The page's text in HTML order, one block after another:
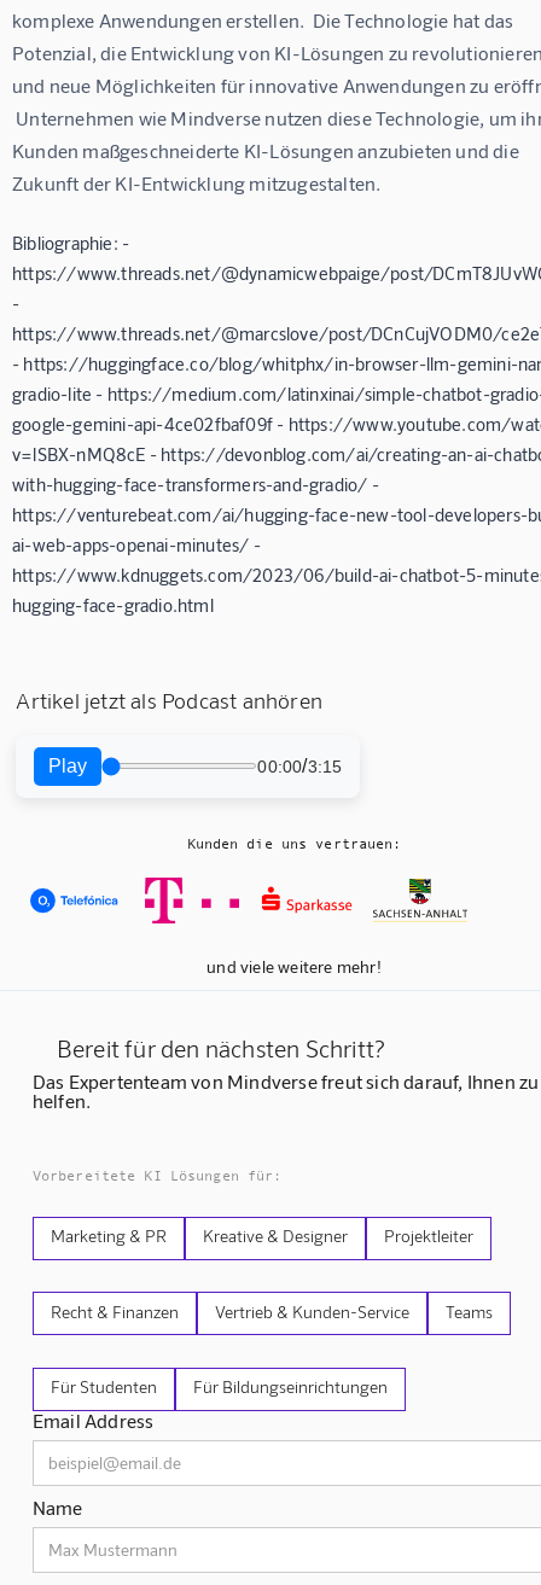
komplexe Anwendungen erstellen.  Die Technologie hat das
Potenzial, die Entwicklung von KI-Lösungen zu
und neue Möglichkeiten für innovative Anwendungen zu
Unternehmen wie Mindverse nutzen diese Technologie, um
Kunden maßgeschneiderte KI-Lösungen anzubieten und die
Zukunft der KI-Entwicklung mitzugestalten.
Bibliographie: -
https://www.threads.net/@dynamicwebpaige/post/
-
https://www.threads.net/@marcslove/post/DCnCujVODM0/
- https://huggingface.co/blog/whitphx/in-browser-llm-gemini-
gradio-lite - https://medium.com/latinxinai/simple-chatbot-
google-gemini-api-4ce02fbaf09f - https://www.youtube.com/
v=lSBX-nMQ8cE - https://devonblog.com/ai/creating-an-ai-
with-hugging-face-transformers-and-gradio/ -
https://venturebeat.com/ai/hugging-face-new-tool-developers-
ai-web-apps-openai-minutes/ -
https://www.kdnuggets.com/2023/06/build-ai-chatbot-5-
hugging-face-gradio.html
Artikel jetzt als Podcast anhören
Play 00:00/3:15
Kunden die uns vertrauen:
und viele weitere mehr!
Bereit für den nächsten Schritt?
Das Expertenteam von Mindverse freut sich darauf, Ihnen zu
helfen.
Vorbereitete KI Lösungen für:
Marketing & PR Kreative & Designer Projektleiter
Recht & Finanzen Vertrieb & Kunden-Service Teams
Für Studenten Für Bildungseinrichtungen
Email Address
Name